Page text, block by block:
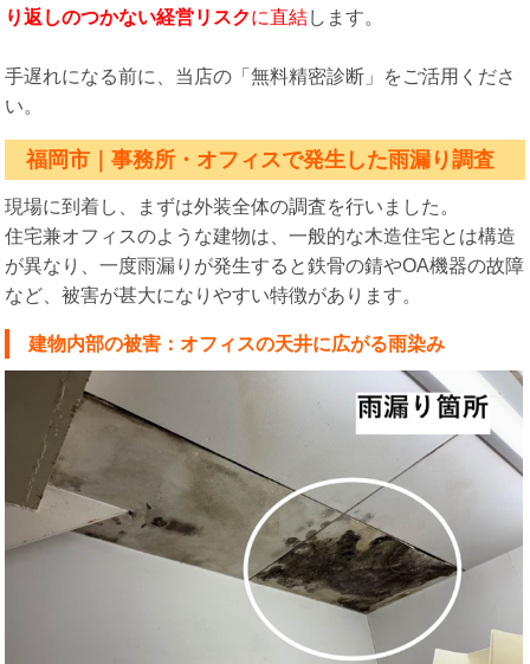
り返しのつかない経営リスクに直結します。
手遅れになる前に、当店の「無料精密診断」をご活用くださ
い。
福岡市｜事務所・オフィスで発生した雨漏り調査
現場に到着し、まずは外装全体の調査を行いました。
住宅兼オフィスのような建物は、一般的な木造住宅とは構造
が異なり、一度雨漏りが発生すると鉄骨の錆やOA機器の故障
など、被害が甚大になりやすい特徴があります。
建物内部の被害：オフィスの天井に広がる雨染み